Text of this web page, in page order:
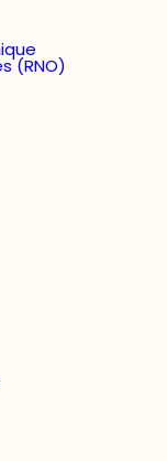
(RNO)